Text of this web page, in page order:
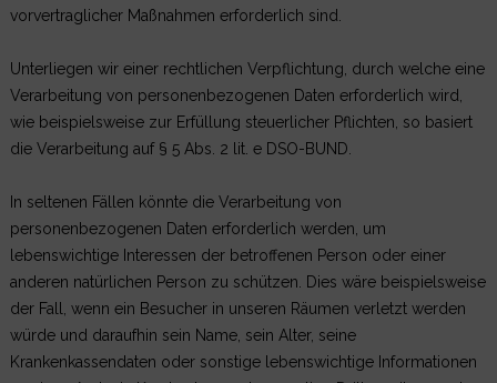
vorvertraglicher Maßnahmen erforderlich sind.
Unterliegen wir einer rechtlichen Verpflichtung, durch welche eine
Verarbeitung von personenbezogenen Daten erforderlich wird,
wie beispielsweise zur Erfüllung steuerlicher Pflichten, so basiert
die Verarbeitung auf § 5 Abs. 2 lit. e DSO-BUND.
In seltenen Fällen könnte die Verarbeitung von
personenbezogenen Daten erforderlich werden, um
lebenswichtige Interessen der betroffenen Person oder einer
anderen natürlichen Person zu schützen. Dies wäre beispielsweise
der Fall, wenn ein Besucher in unseren Räumen verletzt werden
würde und daraufhin sein Name, sein Alter, seine
Krankenkassendaten oder sonstige lebenswichtige Informationen